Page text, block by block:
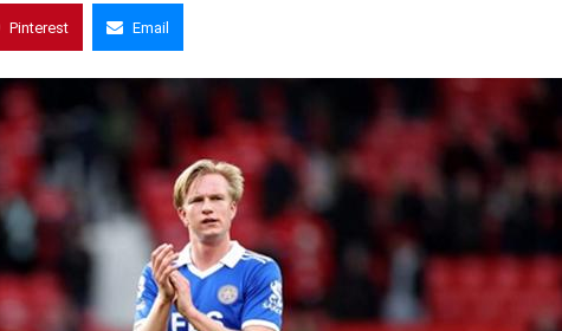
Pinterest Email